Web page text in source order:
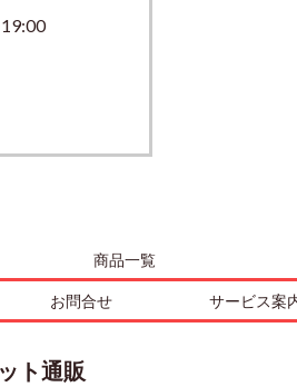
商品一覧
お問合せ サービス案
ト通販